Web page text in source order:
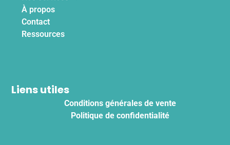
À propos
Contact
Ressources
Liens utiles
Conditions générales de vente
Politique de confidentialité